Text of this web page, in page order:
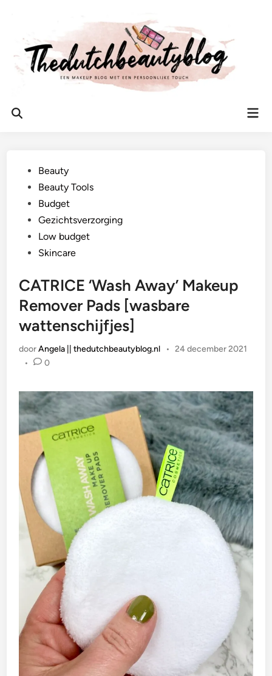
inhoud
Zoeken
Geplaatst
Beauty
Beauty Tools
Budget
Gezichtsverzorging
Low budget
Skincare
CATRICE ‘Wash Away’ Makeup
Remover Pads [wasbare
wattenschijfjes]
doorAngela || thedutchbeautyblog.nl • 24 december 2021
•
0